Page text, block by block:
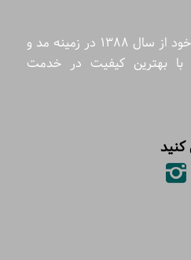
قلم فلزی با شروع فعالیت خود از سال 1388 در زمینه مد و
با بهترین کیفیت در خدمت
کنید